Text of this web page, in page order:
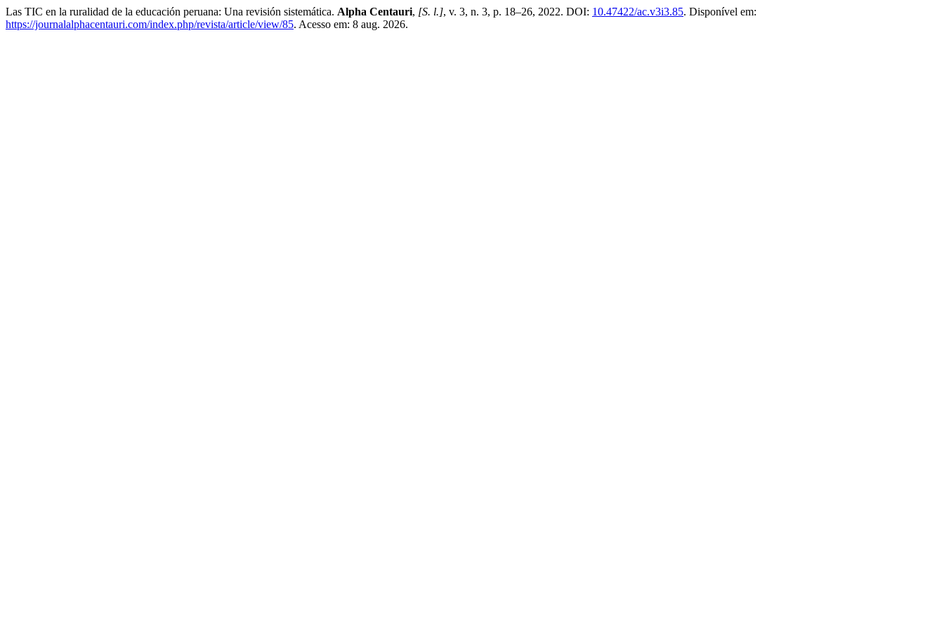
Las TIC en la ruralidad de la educación peruana: Una revisión sistemática. Alpha Centauri, [S. l.], v. 3, n. 3, p. 18–26, 2022. DOI: 10.47422/ac.v3i3.85. Disponível em:
https://journalalphacentauri.com/index.php/revista/article/view/85. Acesso em: 8 aug. 2026.